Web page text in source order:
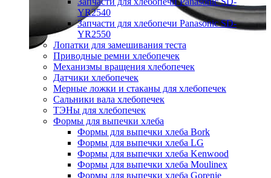
YR2540
Запчасти для хлебопечи Panasonic SD-
YR2550
Лопатки для замешивания теста
Приводные ремни хлебопечек
Механизмы вращения хлебопечек
Датчики хлебопечек
Мерные ложки и стаканы для хлебопечек
Сальники вала хлебопечек
ТЭНы для хлебопечек
Формы для выпечки хлеба
Формы для выпечки хлеба Bork
Формы для выпечки хлеба LG
Формы для выпечки хлеба Kenwood
Формы для выпечки хлеба Moulinex
Формы для выпечки хлеба Gorenje